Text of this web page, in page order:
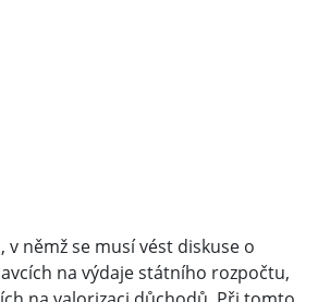
v němž se musí vést diskuse o
na výdaje státního rozpočtu,